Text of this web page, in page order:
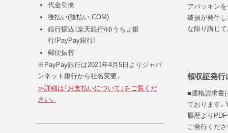
代金引換
後払い(後払い.COM)
銀行振込（楽天銀行/ゆうちょ銀
行/PayPay銀行）
郵便振替
※PayPay銀行は2021年4月5日よりジャパ
ンネット銀行から社名変更。
≫詳細は「お支払いについて」をご覧くだ
さい。
アパッキン
破損が発生
な限り講じ
領収証発行
■適格請求書(
ております
履歴より
ご発行くださ